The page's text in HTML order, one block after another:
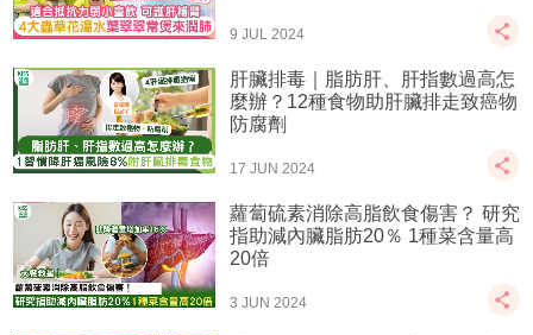
9 JUL 2024
肝臟排毒｜脂肪肝、肝指數過高怎
麼辦？12種食物助肝臟排走致癌物
防腐劑
17 JUN 2024
蘿蔔硫素消除高脂飲食傷害？ 研究
指助減內臟脂肪20％ 1種菜含量高
20倍
3 JUN 2024